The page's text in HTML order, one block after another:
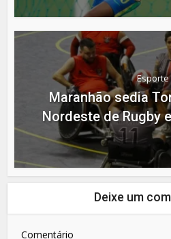
Esporte
Maranhão sedia
Nordeste de Rugby
Deixe um
Comentário